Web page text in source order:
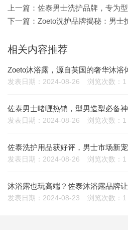
上一篇： 佐泰男士洗护品牌，专为
下一篇： Zoeto洗护品牌揭秘：男士
相关内容推荐
Zoeto沐浴露，源自英国的奢华沐浴
发表日期：2024-08-26 浏览次数：1
佐泰男士啫喱热销，型男造型必备
发表日期：2024-08-26 浏览次数：1
佐泰洗护用品获好评，男士市场新
发表日期：2024-08-26 浏览次数：1
沐浴露也玩高端？佐泰沐浴露品牌
发表日期：2024-08-23 浏览次数：1